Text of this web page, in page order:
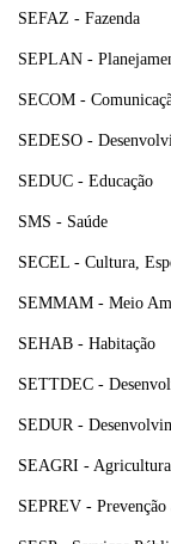
SEFAZ - Fazenda
SEPLAN -
SECOM -
SEDESO -
SEDUC - Educação
SMS - Saúde
SECEL - Cultura,
SEMMAM - Meio
SEHAB - Habitação
SETTDEC -
SEDUR -
SEAGRI - Agricultura
SEPREV -